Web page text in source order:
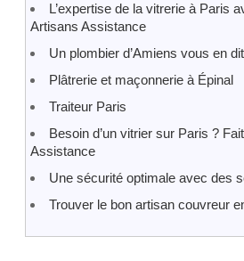
L’expertise de la vitrerie à Paris
Artisans Assistance
Un plombier d’Amiens vous en
Plâtrerie et maçonnerie à Épinal
Traiteur Paris
Besoin d’un vitrier sur Paris ?
Assistance
Une sécurité optimale avec des
Trouver le bon artisan couvreur